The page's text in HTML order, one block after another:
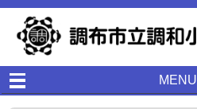
MENU